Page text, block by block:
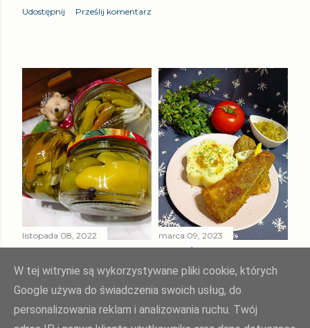
Udostępnij Prześlij komentarz
listopada 08, 2022
PAPRYKA ZIELONA
W ZALEWIE
SŁODKO - KWAŚNEJ
Udostępnij Prześlij komentarz
marca 09, 2023
SMAŻONY
MORSZCZUK
TUSZKA
Udostępnij Prześlij komentarz
W tej witrynie są wykorzystywane pliki cookie, których
Google używa do świadczenia swoich usług, do
personalizowania reklam i analizowania ruchu. Twój